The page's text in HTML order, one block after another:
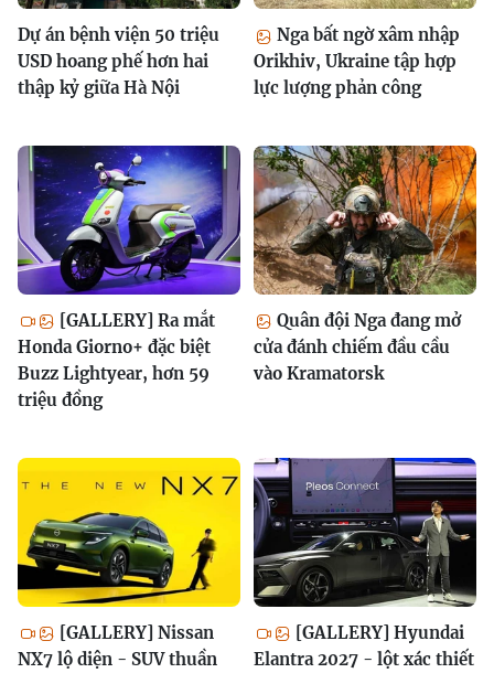
Dự án bệnh viện 50 triệu
USD hoang phế hơn hai
thập kỷ giữa Hà Nội
Nga bất ngờ xâm nhập
Orikhiv, Ukraine tập hợp
lực lượng phản công
[GALLERY] Ra mắt
Honda Giorno+ đặc biệt
Buzz Lightyear, hơn 59
triệu đồng
Quân đội Nga đang mở
cửa đánh chiếm đầu cầu
vào Kramatorsk
[GALLERY] Nissan
NX7 lộ diện - SUV thuần
[GALLERY] Hyundai
Elantra 2027 - lột xác thiết